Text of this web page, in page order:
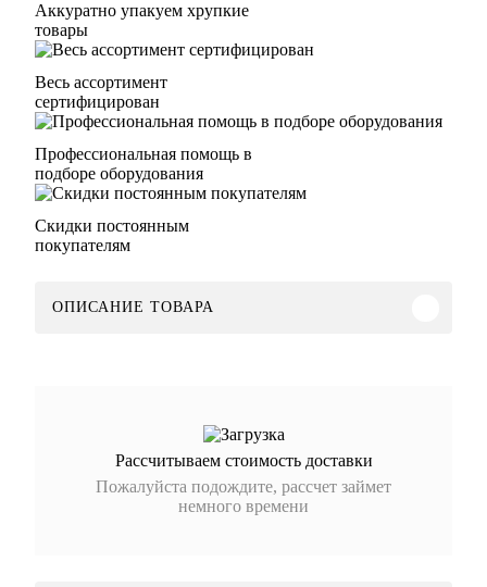
Аккуратно упакуем хрупкие
товары
Весь ассортимент
сертифицирован
Профессиональная помощь в
подборе оборудования
Скидки постоянным
покупателям
ОПИСАНИЕ ТОВАРА
Рассчитываем стоимость доставки
Пожалуйста подождите, рассчет займет
немного времени